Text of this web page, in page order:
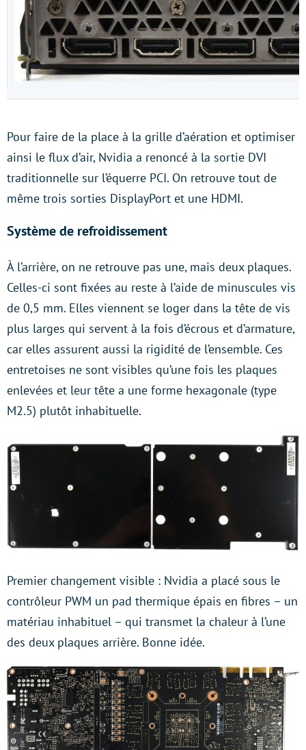
Pour faire de la place à la grille d’aération et optimiser
ainsi le flux d’air, Nvidia a renoncé à la sortie DVI
traditionnelle sur l’équerre PCI. On retrouve tout de
même trois sorties DisplayPort et une HDMI.
Système de refroidissement
À l’arrière, on ne retrouve pas une, mais deux plaques.
Celles-ci sont fixées au reste à l’aide de minuscules vis
de 0,5 mm. Elles viennent se loger dans la tête de vis
plus larges qui servent à la fois d’écrous et d’armature,
car elles assurent aussi la rigidité de l’ensemble. Ces
entretoises ne sont visibles qu’une fois les plaques
enlevées et leur tête a une forme hexagonale (type
M2.5) plutôt inhabituelle.
Premier changement visible : Nvidia a placé sous le
contrôleur PWM un pad thermique épais en fibres – un
matériau inhabituel – qui transmet la chaleur à l’une
des deux plaques arrière. Bonne idée.